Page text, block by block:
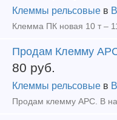
Клеммы рельсовые в
Клемма ПК новая 10 т –
Продам Клемму
80 руб.
Клеммы рельсовые в